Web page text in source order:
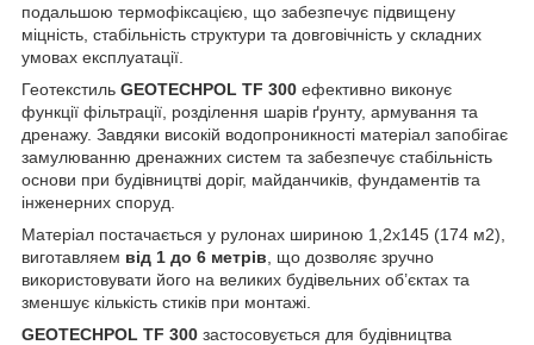
подальшою термофіксацією, що забезпечує підвищену
міцність, стабільність структури та довговічність у складних
умовах експлуатації.
Геотекстиль GEOTECHPOL TF 300 ефективно виконує
функції фільтрації, розділення шарів ґрунту, армування та
дренажу. Завдяки високій водопроникності матеріал запобігає
замулюванню дренажних систем та забезпечує стабільність
основи при будівництві доріг, майданчиків, фундаментів та
інженерних споруд.
Матеріал постачається у рулонах шириною 1,2х145 (174 м2),
виготавляем від 1 до 6 метрів , що дозволяє зручно
використовувати його на великих будівельних об’єктах та
зменшує кількість стиків при монтажі.
GEOTECHPOL TF 300 застосовується для будівництва